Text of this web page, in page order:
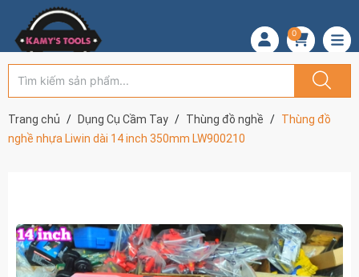
0
Trang chủ Dụng Cụ Cầm Tay Thùng đồ nghề
Thùng đồ
nghề nhựa Liwin dài 14 inch 350mm LW900210